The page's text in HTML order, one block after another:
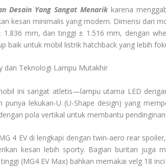
Desain Yang Sangat Menarikkarena
kesan minimalis yang modern. Dimensi dari
mm, dan tinggi ± 1.516 mm, dengan
baik untuk mobil listrik hatchback yang lebih
dan Teknologi Lampu Mutakhir
ini sangat atletis—lampu utama LED
punya lekukan-U (U-Shape design) yang
pola vertikal untuk membantu
4 EV di lengkapi dengan twin-aero rear
kesan lebih sporty. Bagian buritan juga
(MG4 EV Max) bahkan memakai velg 18